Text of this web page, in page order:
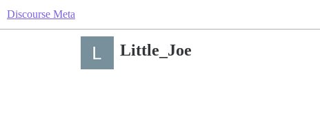
Discourse Meta
Little_Joe